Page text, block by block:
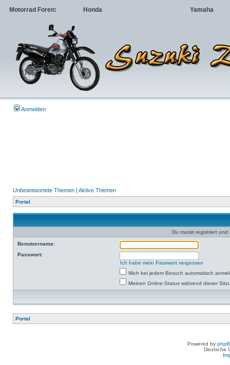
Motorrad Foren: Honda Yamaha
Anmelden
Unbeantwortete Themen | Aktive Themen
Portal
Du musst registriert
Benutzername:
Passwort:
Ich habe mein Passwort vergessen
Mich bei jedem Besuch automatisch
Meinen Online-Status während dieser
Portal
Powered by
Deutsche